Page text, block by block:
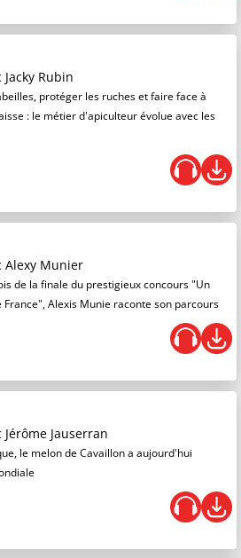
Jacky Rubin
protéger les ruches et faire face à
: le métier d'apiculteur évolue avec les
Alexy Munier
de la finale du prestigieux concours "Un
Alexis Munie raconte son parcours
Jérôme Jauserran
le melon de Cavaillon a aujourd'hui